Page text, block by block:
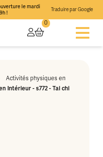
le mardi
!
Traduire par Google
0
Activités physiques en
Intérieur - s772 - Tai chi